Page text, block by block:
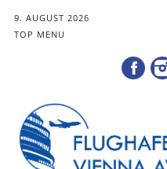
9. AUGUST 2026
TOP MENU